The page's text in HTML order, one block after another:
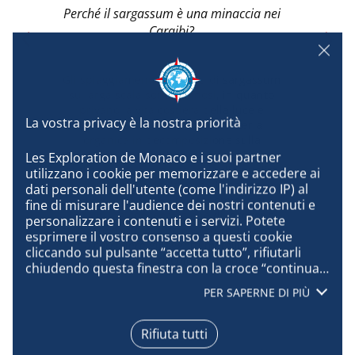
Les Exploration de Monaco e i suoi partner
utilizzano i cookie per memorizzare e accedere ai
dati personali dell'utente (come l'indirizzo IP) al
fine di misurare l'audience dei nostri contenuti e
personalizzare i contenuti e i servizi. Potete
esprimere il vostro consenso a questi cookie
cliccando sul pulsante “accetta tutto”, rifiutarli
chiudendo questa finestra con la croce “continua
senza accettare”, oppure conoscere i dettagli di
ogni scopo ed esprimere la vostra scelta per
ognuno di essi cliccando su “configura”. Cliccando
su “accetta tutto”, accettate che possiamo
accedere alle informazioni memorizzate sul vostro
PER SAPERNE DI PIÙ
Rifiuta tutti
Perché il sargassum è una minaccia nei
Caraibi?
Gli spiaggiamenti di massa di sargassum
su larga scala sono dannosi, in quanto
creano grandi quantità di materia
terraferma. Queste "maree brune" hanno
conseguenze drammatiche sulla qualità
dell'acqua e dell'aria, sulla salute
pubblica e sulla vita economica dei
Caraibi. La concentrazione di idrogeno
solforato nell'aria può essere così elevata
da corrodere gli oggetti metallici, in
particolare i circuiti elettronici.